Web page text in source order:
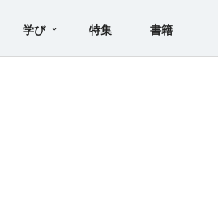
学び 特集 書籍